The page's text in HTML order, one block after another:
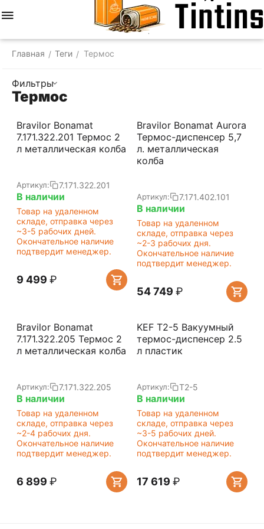
Главная / Теги / Термос
Фильтры
Термос
Bravilor Bonamat
7.171.322.201 Термос 2
л металлическая колба
Артикул: 7.171.322.201
В наличии
Товар на удаленном
складе, отправка через
~3-5 рабочих дней.
Окончательное наличие
подтвердит менеджер.
9 499 ₽
Bravilor Bonamat Aurora
Термос-диспенсер 5,7
л. металлическая
колба
Артикул: 7.171.402.101
В наличии
Товар на удаленном
складе, отправка через
~2-3 рабочих дня.
Окончательное наличие
подтвердит менеджер.
54 749 ₽
Bravilor Bonamat
7.171.322.205 Термос 2
л металлическая колба
Артикул: 7.171.322.205
В наличии
Товар на удаленном
складе, отправка через
~2-4 рабочих дня.
Окончательное наличие
подтвердит менеджер.
6 899 ₽
KEF T2-5 Вакуумный
термос-диспенсер 2.5
л пластик
Артикул: T2-5
В наличии
Товар на удаленном
складе, отправка через
~3-5 рабочих дней.
Окончательное наличие
подтвердит менеджер.
17 619 ₽
Корзина Отложенные
товары
Аккаунт